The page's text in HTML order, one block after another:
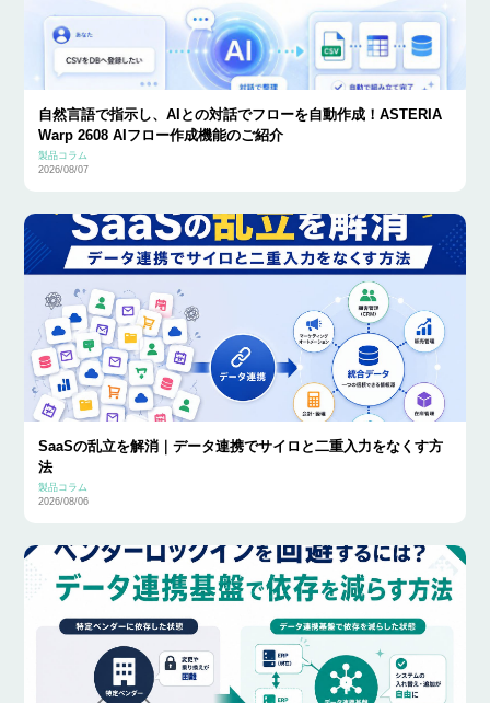
自然言語で指示し、AIとの対話でフローを自動作成！ASTERIA
Warp 2608 AIフロー作成機能のご紹介
製品コラム
2026/08/07
SaaSの乱立を解消｜データ連携でサイロと二重入力をなくす方
法
製品コラム
2026/08/06